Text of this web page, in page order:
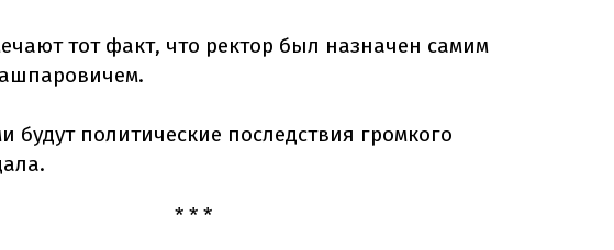
тот факт, что ректор был назначен самим
будут политические последствия громкого
* * *